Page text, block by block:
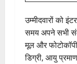
उम्मीदवारों को
समय अपने सभी
मूल और
डिग्री, आयु